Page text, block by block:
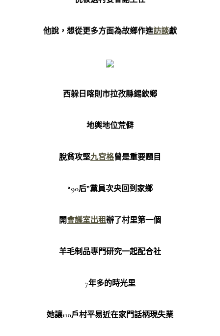
他說，想從更多方面為故鄉作進訪談獻
西躲日喀則市拉孜縣錫欽鄉
地輿地位荒僻
脫貧攻堅九宮格曾是重要題目
“90后”黨員次央回到家鄉
開會議室出租辦了村里第一個
羊毛制品專門研究一起配合社
7年多的時光里
她讓110戶村平易近在家門話柄現失業